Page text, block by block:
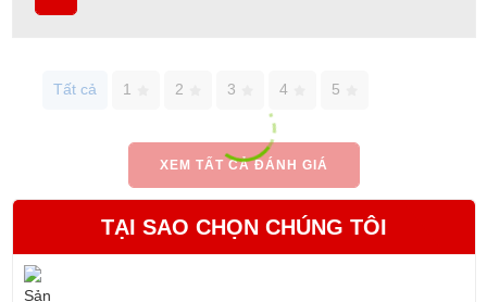
Tất cả 1 2 3 4 5
XEM TẤT CẢ ĐÁNH GIÁ
TẠI SAO CHỌN CHÚNG TÔI